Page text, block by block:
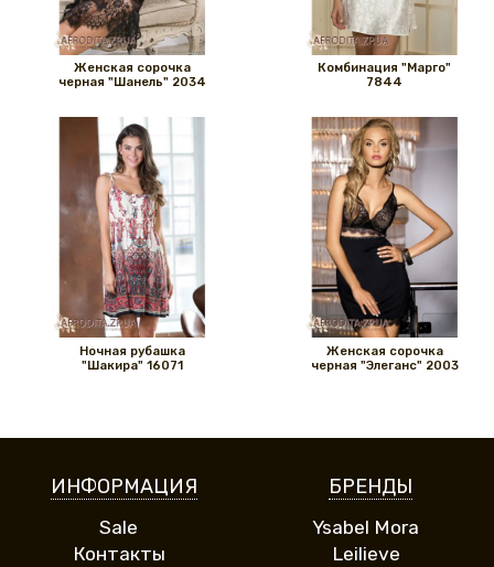
Женская сорочка
черная "Шанель" 2034
Комбинация "Марго"
7844
Ночная рубашка
"Шакира" 16071
Женская сорочка
черная "Элеганс" 2003
ИНФОРМАЦИЯ
Sale
Контакты
БРЕНДЫ
Ysabel Mora
Leilieve